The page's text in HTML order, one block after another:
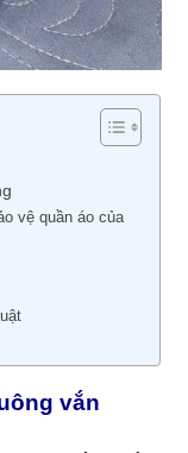
vệ quần áo của
vắn